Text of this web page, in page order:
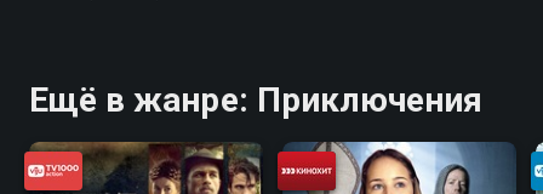
Ещё в жанре: Приключения